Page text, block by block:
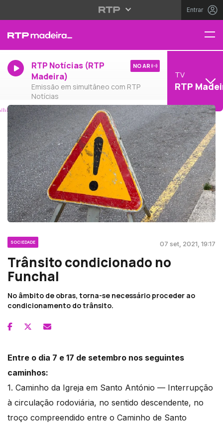
Entrar
RTP Notícias (RTP
Madeira)
Emissão em simultâneo com RTP
Notícias
NO AR
TV
RTP
SOCIEDADE 07 set, 2021, 19:17
Trânsito condicionado no
Funchal
No âmbito de obras, torna-se necessário proceder ao
condicionamento do trânsito.
Entre o dia 7 e 17 de setembro nos seguintes
caminhos:
1. Caminho da Igreja em Santo António — Interrupção
à circulação rodoviária, no sentido descendente, no
troço compreendido entre o Caminho de Santo